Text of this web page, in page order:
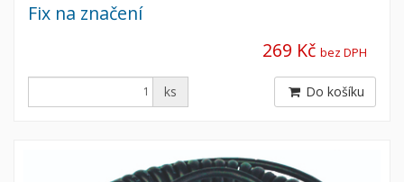
Fix na značení
269 Kč bez DPH
ks Do košíku